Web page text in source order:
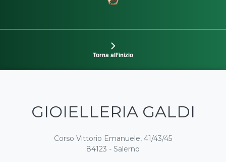
Torna all'inizio
GIOIELLERIA GALDI
Corso Vittorio Emanuele, 41/43/45
84123 - Salerno